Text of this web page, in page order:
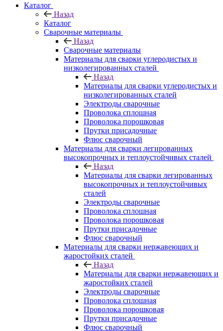
Каталог
Назад
Каталог
Сварочные материалы
Назад
Сварочные материалы
Материалы для сварки углеродистых и
низколегированных сталей
Назад
Материалы для сварки углеродистых и
низколегированных сталей
Электроды сварочные
Проволока сплошная
Проволока порошковая
Прутки присадочные
Флюс сварочный
Материалы для сварки легированных
высокопрочных и теплоустойчивых сталей
Назад
Материалы для сварки легированных
высокопрочных и теплоустойчивых
сталей
Электроды сварочные
Проволока сплошная
Проволока порошковая
Прутки присадочные
Флюс сварочный
Материалы для сварки нержавеющих и
жаростойких сталей
Назад
Материалы для сварки нержавеющих и
жаростойких сталей
Электроды сварочные
Проволока сплошная
Проволока порошковая
Прутки присадочные
Флюс сварочный